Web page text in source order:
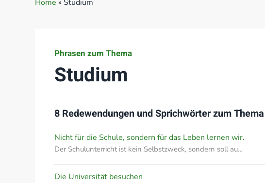
Home » Studium
Phrasen zum Thema
Studium
8 Redewendungen und Sprichwörter zum Thema
Nicht für die Schule, sondern für das Leben lernen wir.
Der Schulunterricht ist kein Selbstzweck, sondern soll au…
Die Universität besuchen